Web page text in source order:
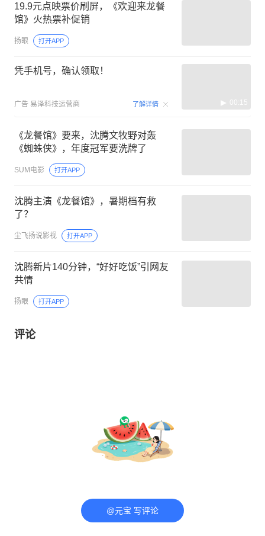
19.9元点映票价刷屏，《欢迎来龙餐
馆》火热票补促销
扬眼 打开APP
凭手机号，确认领取！
广告 易泽科技运营商 了解详情 00:15
《龙餐馆》要来，沈腾文牧野对轰
《蜘蛛侠》，年度冠军要洗牌了
SUM电影 打开APP
沈腾主演《龙餐馆》，暑期档有救
了？
尘飞扬说影视 打开APP
沈腾新片140分钟，“好好吃饭”引网友
共情
扬眼 打开APP
评论
@元宝 写评论